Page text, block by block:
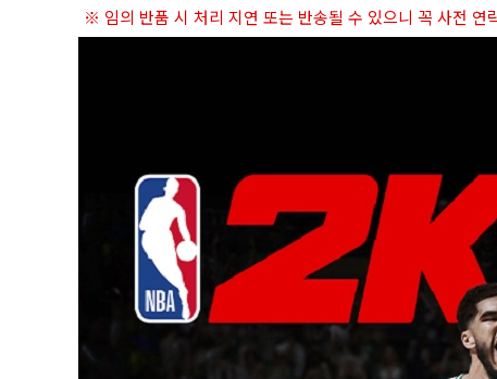
※ 임의 반품 시 처리 지연 또는 반송될 수 있으니 꼭 사전 연